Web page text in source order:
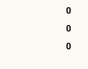
0
0
0